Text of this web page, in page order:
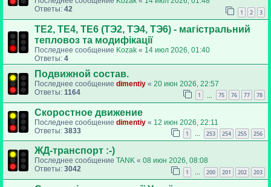
Ответы: 42 1 2 3
ТЕ2, ТЕ4, ТЕ6 (ТЭ2, ТЭ4, ТЭ6) - магістральний
тепловоз та модифікації
Последнее сообщение Kozak « 14 июл 2026, 01:40
Ответы: 4
Подвижной состав.
Последнее сообщение dimentiy « 20 июн 2026, 22:57
Ответы: 1164 1 75 76 77 78
Скоростное движение
Последнее сообщение dimentiy « 12 июн 2026, 22:11
Ответы: 3833 1 … 253 254 255 256
ЖД-транспорт :-)
Последнее сообщение TANK « 08 июн 2026, 08:08
Ответы: 3042 1 … 200 201 202 203